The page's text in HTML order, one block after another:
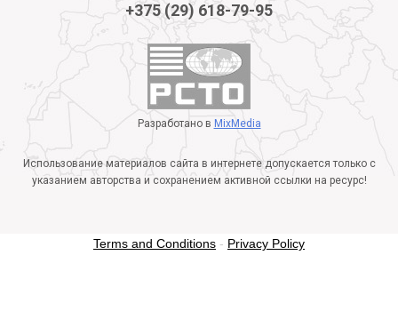
+375 (29) 618-79-95
Разработано в MixMedia
Использование материалов сайта в интернете допускается только с
указанием авторства и сохранением активной ссылки на ресурс!
Terms and Conditions - Privacy Policy